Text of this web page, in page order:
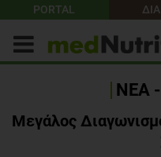
PORTAL
ΝΕΑ -
Μεγάλος